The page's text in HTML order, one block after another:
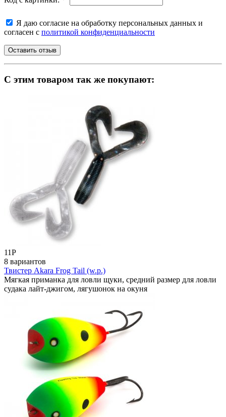
Я даю согласие на обработку персональных данных и
согласен с политикой конфиденциальности
C этим товаром так же покупают:
11Р
8 вариантов
Твистер Akara Frog Tail (w.p.)
Мягкая приманка для ловли щуки, средний размер для ловли
судака лайт-джигом, лягушонок на окуня